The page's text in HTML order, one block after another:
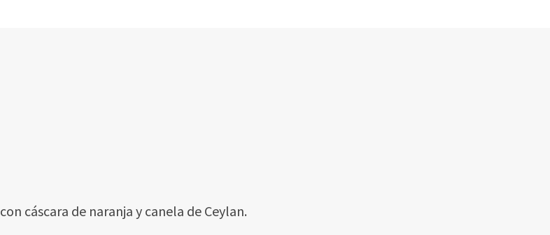
con cáscara de naranja y canela de Ceylan.